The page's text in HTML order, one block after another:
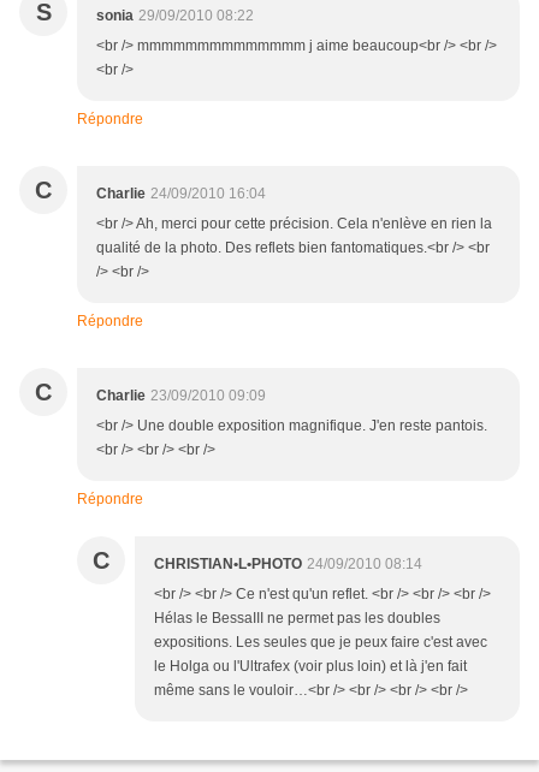
S sonia 29/09/2010 08:22
<br /> mmmmmmmmmmmmmm j aime beaucoup<br /> <br />
<br />
Répondre
C Charlie 24/09/2010 16:04
<br /> Ah, merci pour cette précision. Cela n'enlève en rien la
qualité de la photo. Des reflets bien fantomatiques.<br /> <br
/> <br />
Répondre
C Charlie 23/09/2010 09:09
<br /> Une double exposition magnifique. J'en reste pantois.
<br /> <br /> <br />
Répondre
C CHRISTIAN•L•PHOTO 24/09/2010 08:14
<br /> <br /> Ce n'est qu'un reflet. <br /> <br /> <br />
Hélas le BessaIII ne permet pas les doubles
expositions. Les seules que je peux faire c'est avec
le Holga ou l'Ultrafex (voir plus loin) et là j'en fait
même sans le vouloir…<br /> <br /> <br /> <br />